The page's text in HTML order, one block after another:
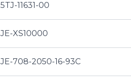
5TJ-11631-00
JE-XS10000
JE-708-2050-16-93C